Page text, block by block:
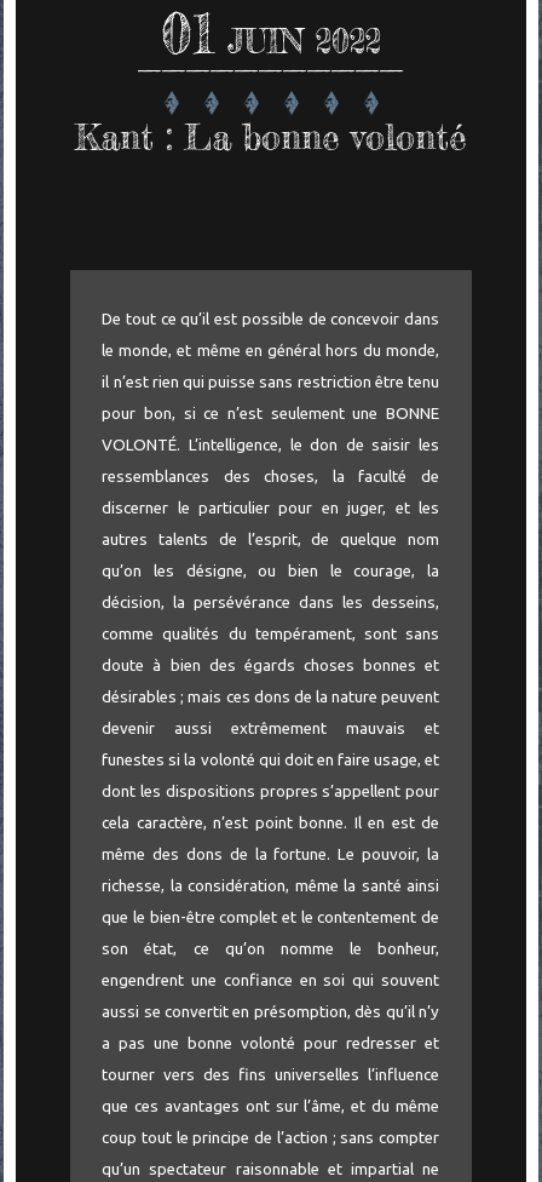
01 JUIN 2022
Kant : La bonne volonté
De tout ce qu’il est possible de concevoir dans
le monde, et même en général hors du monde,
il n’est rien qui puisse sans restriction être tenu
pour bon, si ce n’est seulement une BONNE
VOLONTÉ. L’intelligence, le don de saisir les
ressemblances des choses, la faculté de
discerner le particulier pour en juger, et les
autres talents de l’esprit, de quelque nom
qu’on les désigne, ou bien le courage, la
décision, la persévérance dans les desseins,
comme qualités du tempérament, sont sans
doute à bien des égards choses bonnes et
désirables ; mais ces dons de la nature peuvent
devenir aussi extrêmement mauvais et
funestes si la volonté qui doit en faire usage, et
dont les dispositions propres s’appellent pour
cela caractère, n’est point bonne. Il en est de
même des dons de la fortune. Le pouvoir, la
richesse, la considération, même la santé ainsi
que le bien-être complet et le contentement de
son état, ce qu’on nomme le bonheur,
engendrent une confiance en soi qui souvent
aussi se convertit en présomption, dès qu’il n’y
a pas une bonne volonté pour redresser et
tourner vers des fins universelles l’influence
que ces avantages ont sur l’âme, et du même
coup tout le principe de l’action ; sans compter
qu’un spectateur raisonnable et impartial ne